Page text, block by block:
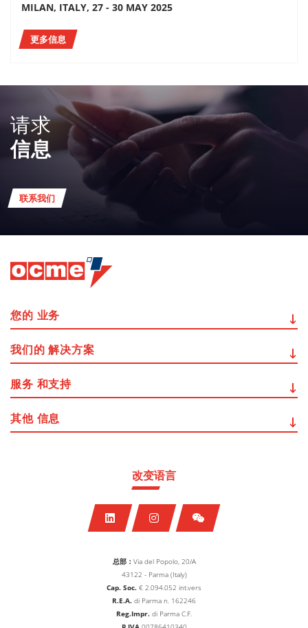
MILAN, ITALY, 27 - 30 MAY 2025
更多信息
请求
信息
联系我们
总部： Via del Popolo, 20/A
43122 - Parma (Italy)
Cap. Soc. € 2.094.052 int.vers
R.E.A. di Parma n. 162246
Reg.Impr. di Parma C.F.
改变语言
您的 业务
我们的 解决方案
服务 和支持
其他 信息